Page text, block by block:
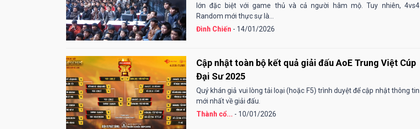
lớn đặc biệt với game thủ và cả người hâm mộ. Tuy nhiên, 4vs4
Random mới thực sự là...
Đình Chiến - 14/01/2026
Cập nhật toàn bộ kết quả giải đấu AoE Trung Việt Cúp
Đại Sư 2025
Quý khán giả vui lòng tải loại (hoặc F5) trình duyệt để cập nhật thông tin
mới nhất về giải đấu.
Thành cổ... - 10/01/2026